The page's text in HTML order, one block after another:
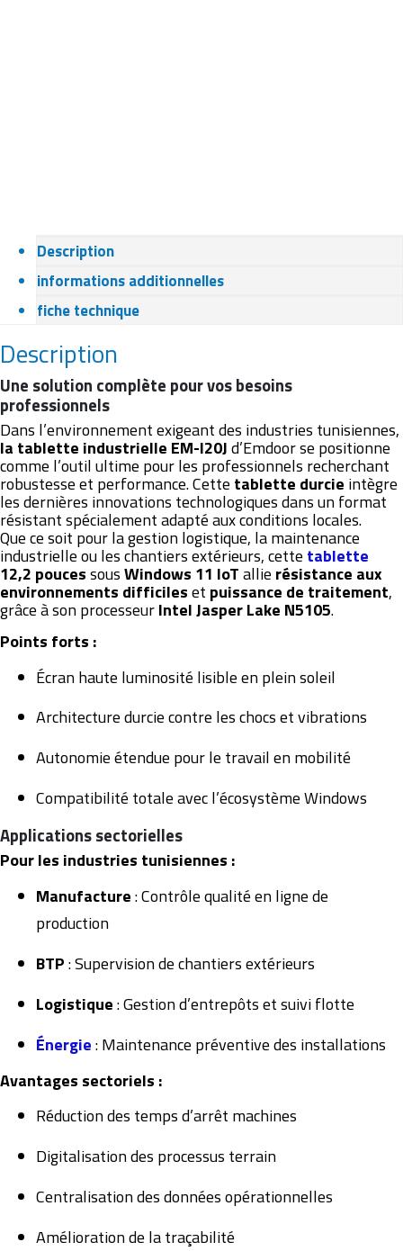
Description
informations additionnelles
fiche technique
Description
Une solution complète pour vos besoins
professionnels
Dans l’environnement exigeant des industries tunisiennes,
la tablette industrielle EM-I20Jd’Emdoor se positionne
comme l’outil ultime pour les professionnels recherchant
robustesse et performance. Cette tablette durcie intègre
les dernières innovations technologiques dans un format
résistant spécialement adapté aux conditions locales.
Que ce soit pour la gestion logistique, la maintenance
industrielle ou les chantiers extérieurs, cette tablette
12,2 poucessousWindows 11 IoTallie résistance aux
environnements difficileset puissance de traitement,
grâce à son processeurIntel Jasper Lake N5105.
Points forts :
Écran haute luminosité lisible en plein soleil
Architecture durcie contre les chocs et vibrations
Autonomie étendue pour le travail en mobilité
Compatibilité totale avec l’écosystème Windows
Applications sectorielles
Pour les industries tunisiennes :
Manufacture: Contrôle qualité en ligne de
production
BTP: Supervision de chantiers extérieurs
Logistique: Gestion d’entrepôts et suivi flotte
Énergie: Maintenance préventive des installations
Avantages sectoriels :
Réduction des temps d’arrêt machines
Digitalisation des processus terrain
Centralisation des données opérationnelles
Amélioration de la traçabilité